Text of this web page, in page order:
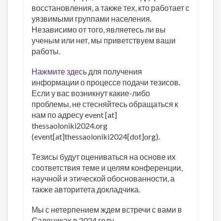
восстановления, а также тех, кто работает с
уязвимыми группами населения.
Независимо от того, являетесь ли вы
ученым или нет, мы приветствуем ваши
работы.
Нажмите здесь для получения
информации о процессе подачи тезисов.
Если у вас возникнут какие-либо
проблемы, не стесняйтесь обращаться к
нам по адресуevent[at]
thessaoloniki2024org
(event[at]thessaoloniki2024[dot]org)
Тезисы будут оцениваться на основе их
соответствия теме и целям конференции,
научной и этической обоснованности, а
также авторитета докладчика.
Мы с нетерпением ждем встречи с вами в